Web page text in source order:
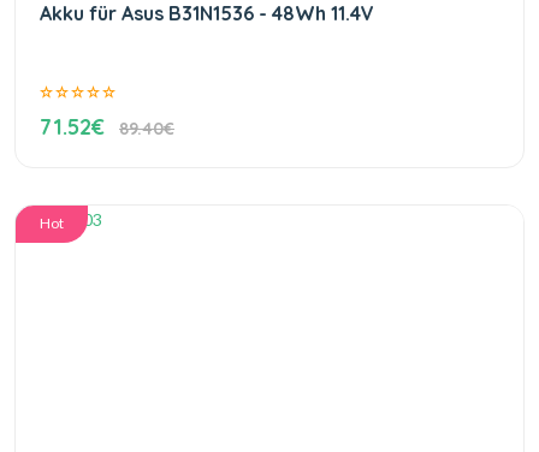
Akku für Asus B31N1536 - 48Wh 11.4V
71.52€ 89.40€
Hot